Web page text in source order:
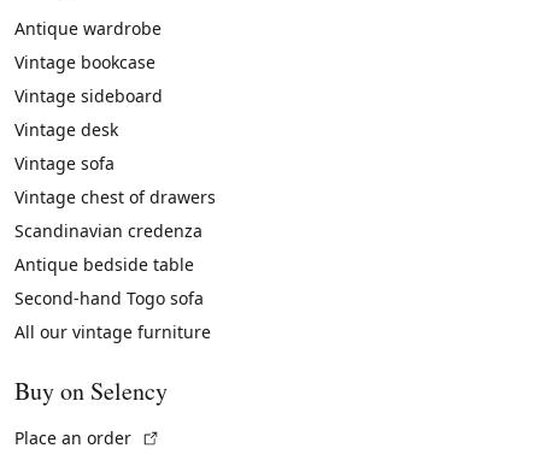
Antique wardrobe
Vintage bookcase
Vintage sideboard
Vintage desk
Vintage sofa
Vintage chest of drawers
Scandinavian credenza
Antique bedside table
Second-hand Togo sofa
All our vintage furniture
Buy on Selency
Place an order